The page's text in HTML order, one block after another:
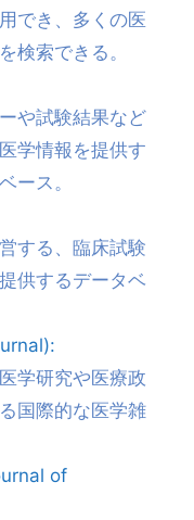
でき、多くの医
検索できる。
や試験結果など
学情報を提供す
ース。
する、臨床試験
供するデータベ
学研究や医療政
国際的な医学雑
of